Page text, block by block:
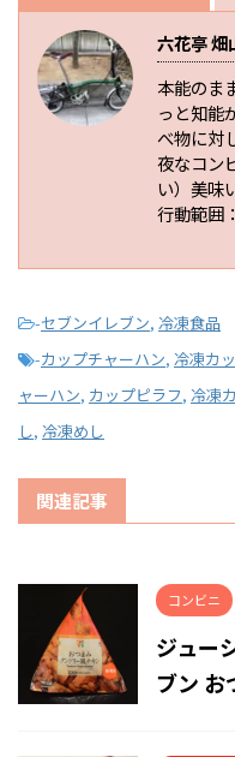
六花亭 畑
本能のま
っと知能
べ物に対
夜なコン
い）美味
行動範囲
-セブンイレブン, 冷凍食品
-カップチャーハン, 冷凍カ
ャーハン, カップピラフ, 冷凍
し, 冷凍めし
関連記事
コンビニ
ジュー
ブン